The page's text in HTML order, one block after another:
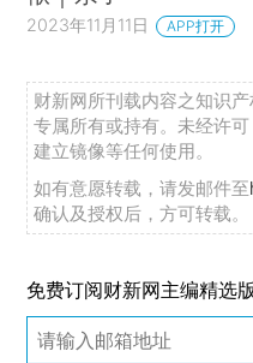
2023年11月11日 APP打开
财新网所刊载内容之知识
专属所有或持有。未经许
建立镜像等任何使用。
如有意愿转载，请发邮件至
确认及授权后，方可转载。
免费订阅财新网主编精选